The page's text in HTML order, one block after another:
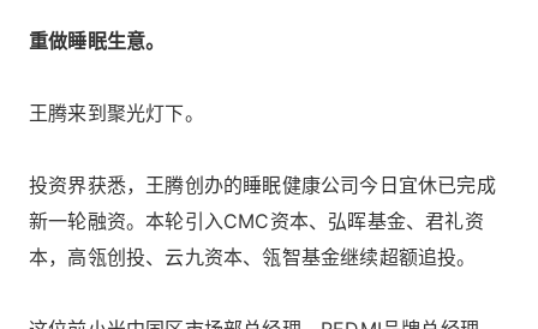
重做睡眠生意。
王腾来到聚光灯下。
投资界获悉，王腾创办的睡眠健康公司今日宜休已完成
新一轮融资。本轮引入CMC资本、弘晖基金、君礼资
本，高瓴创投、云九资本、瓴智基金继续超额追投。